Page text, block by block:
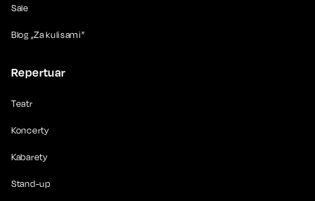
Sale
Blog „Za kulisami”
Repertuar
Teatr
Koncerty
Kabarety
Stand-up